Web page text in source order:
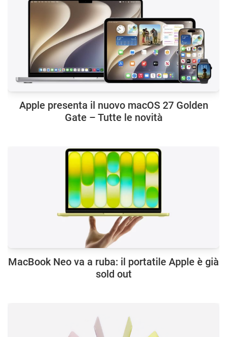
Apple presenta il nuovo macOS 27 Golden
Gate – Tutte le novità
MacBook Neo va a ruba: il portatile Apple è già
sold out